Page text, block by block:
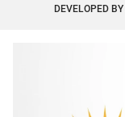
DEVELOPED BY